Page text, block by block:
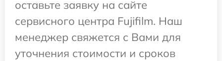
оставьте заявку на сайте
сервисного центра Fujifilm. Наш
менеджер свяжется с Вами для
уточнения стоимости и сроков